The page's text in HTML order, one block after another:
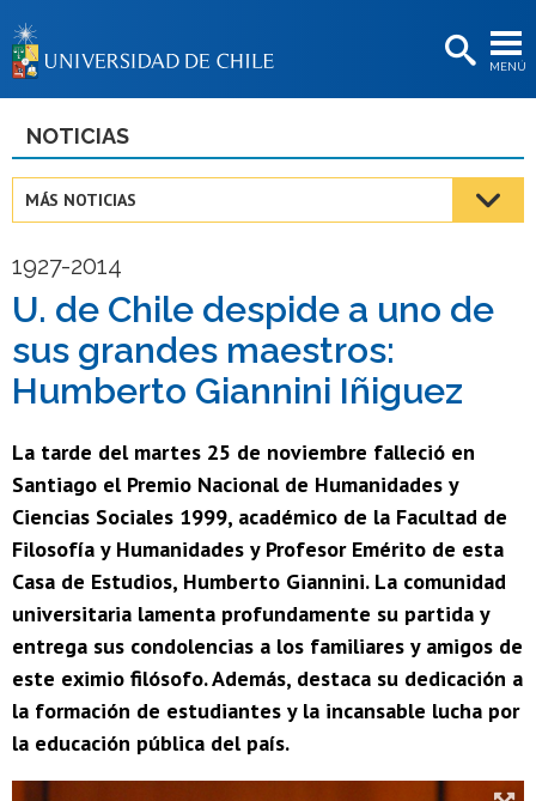
MENÚ
BIBLIOTECAS
Estudiantes
Funcionarias/os
Egresadas/os
NOTICIAS
MÁS NOTICIAS
1927-2014
U. de Chile despide a uno de
sus grandes maestros:
Humberto Giannini Iñiguez
La tarde del martes 25 de noviembre falleció en
Santiago el Premio Nacional de Humanidades y
Ciencias Sociales 1999, académico de la Facultad de
Filosofía y Humanidades y Profesor Emérito de esta
Casa de Estudios, Humberto Giannini. La comunidad
universitaria lamenta profundamente su partida y
entrega sus condolencias a los familiares y amigos de
este eximio filósofo. Además, destaca su dedicación a
la formación de estudiantes y la incansable lucha por
la educación pública del país.